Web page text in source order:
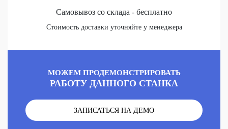
Самовывоз со склада - бесплатно
Стоимость доставки уточняйте у менеджера
МОЖЕМ ПРОДЕМОНСТРИРОВАТЬ
РАБОТУ ДАННОГО СТАНКА
ЗАПИСАТЬСЯ НА ДЕМО